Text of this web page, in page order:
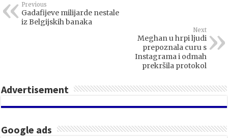
Previous
Gadafijeve milijarde nestale
iz Belgijskih banaka
Next
Meghan u hrpi ljudi
prepoznala curu s
Instagrama i odmah
prekršila protokol
Advertisement
Google ads